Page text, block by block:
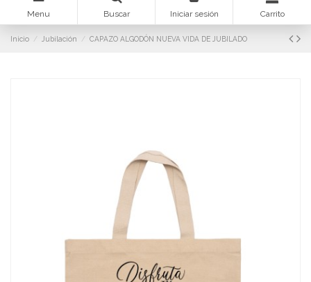
Menu Buscar Iniciar sesión Carrito
Inicio Jubilación CAPAZO ALGODÓN NUEVA VIDA DE JUBILADO